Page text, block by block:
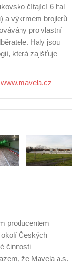
čítající 6 hal
a výkrmem brojlerů
pro vlastní
Haly jsou
která zajišťuje
www.mavela.cz
producentem
okolí Českých
činnosti
že Mavela a.s.